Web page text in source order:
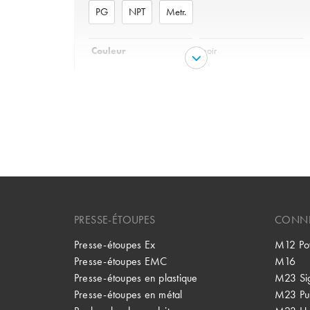
PG NPT Metr.
Couleur
noir
PRESSE-ÉTOUPES
Presse-étoupes Ex
Presse-étoupes EMC
Presse-étoupes en plastique
Presse-étoupes en métal
M12
M16
M23
M23